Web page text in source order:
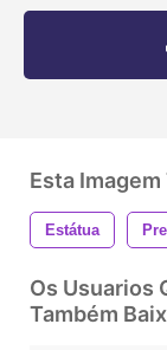
Esta
Estátua
Os Usuarios
Também